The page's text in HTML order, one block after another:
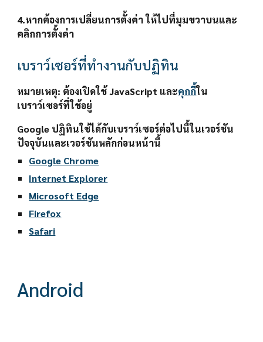
4.หากต้องการเปลี่ยนการตั้งค่า ให้ไปที่มุมขวาบนและ
คลิกการตั้งค่า
เบราว์เซอร์ที่ทำงานกับปฏิทิน
หมายเหตุ: ต้องเปิดใช้ JavaScript และคุกกี้ใน
เบราว์เซอร์ที่ใช้อยู่
Google ปฏิทินใช้ได้กับเบราว์เซอร์ต่อไปนี้ในเวอร์ชัน
ปัจจุบันและเวอร์ชันหลักก่อนหน้านี้
Google Chrome
Internet Explorer
Microsoft Edge
Firefox
Safari
Android